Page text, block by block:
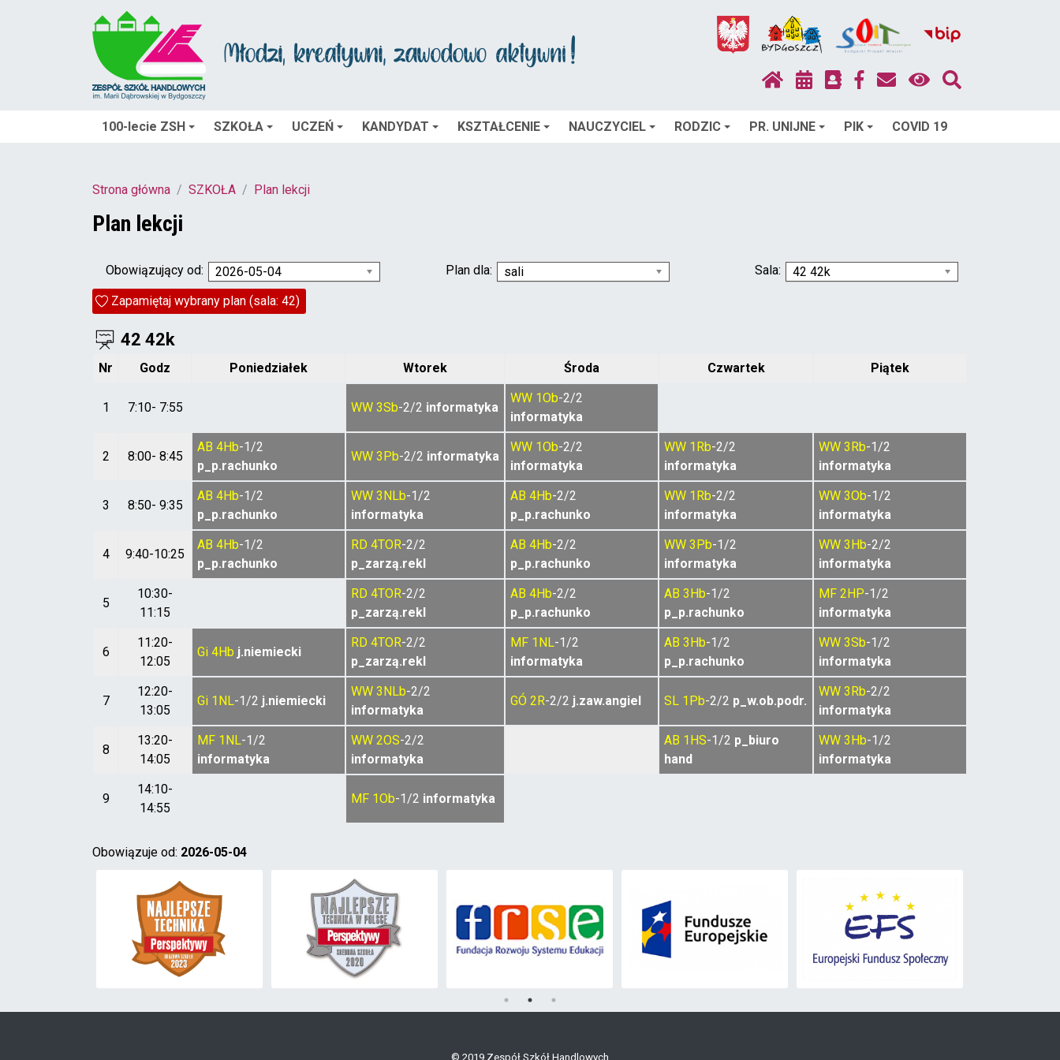
100-lecie ZSH SZKOŁA UCZEŃ KANDYDAT KSZTAŁCENIE NAUCZYCIEL RODZIC PR. UNIJNE PIK COVID 19
Strona główna SZKOŁA Plan lekcji
Plan lekcji
Obowiązujący od: 2026-05-04 Plan dla: sali Sala:
42 42k
Zapamiętaj wybrany plan (sala: 42)
42 42k
Nr Godz Poniedziałek Wtorek Środa Czwartek Piątek
1 7:10- 7:55 WW 3Sb-2/2 informatyka
WW 1Ob-2/2
informatyka
2 8:00- 8:45
AB 4Hb-1/2
p_p.rachunko
WW 3Pb-2/2 informatyka
WW 1Ob-2/2
informatyka
WW 1Rb-2/2
informatyka
WW 3Rb-1/2
informatyka
3 8:50- 9:35
AB 4Hb-1/2
p_p.rachunko
WW 3NLb-1/2
informatyka
AB 4Hb-2/2
p_p.rachunko
WW 1Rb-2/2
informatyka
WW 3Ob-1/2
informatyka
4 9:40-10:25
AB 4Hb-1/2
p_p.rachunko
RD 4TOR-2/2
p_zarzą.rekl
AB 4Hb-2/2
p_p.rachunko
WW 3Pb-1/2
informatyka
WW 3Hb-2/2
informatyka
5
10:30-
11:15
RD 4TOR-2/2
p_zarzą.rekl
AB 4Hb-2/2
p_p.rachunko
AB 3Hb-1/2
p_p.rachunko
MF 2HP-1/2
informatyka
6
11:20-
12:05
Gi 4Hb j.niemiecki
RD 4TOR-2/2
p_zarzą.rekl
MF 1NL-1/2
informatyka
AB 3Hb-1/2
p_p.rachunko
WW 3Sb-1/2
informatyka
7
12:20-
13:05
Gi 1NL-1/2 j.niemiecki
WW 3NLb-2/2
informatyka
GÓ 2R-2/2 j.zaw.angiel SL 1Pb-2/2 p_w.ob.podr.
WW 3Rb-2/2
informatyka
8
13:20-
14:05
MF 1NL-1/2
informatyka
WW 2OS-2/2
informatyka
AB 1HS-1/2 p_biuro
hand
WW 3Hb-1/2
informatyka
9
14:10-
14:55
MF 1Ob-1/2 informatyka
Obowiązuje od: 2026-05-04
© 2019 Zespół Szkół Handlowych